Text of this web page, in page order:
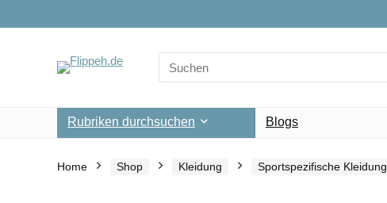
Search
for:
Rubriken durchsuchen Blogs
Home Shop Kleidung Sportspezifische Kleidung